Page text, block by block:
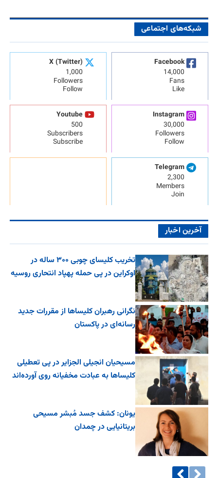
شبکه‌های اجتماعی
Facebook
14,000
Fans
Like
X (Twitter)
1,000
Followers
Follow
Instagram
30,000
Followers
Follow
Youtube
500
Subscribers
Subscribe
Telegram
2,300
Members
Join
آخرین اخبار
تخریب کلیسای چوبی ۳۰۰ ساله در
اوکراین در پی حمله پهپاد انتحاری روسیه
نگرانی رهبران کلیساها از مقررات جدید
رسانه‌ای در پاکستان
مسیحیان انجیلی الجزایر در پی تعطیلی
کلیساها به عبادت مخفیانه روی آورده‌اند
یونان: کشف جسد مُبشر مسیحی
بریتانیایی در چمدان